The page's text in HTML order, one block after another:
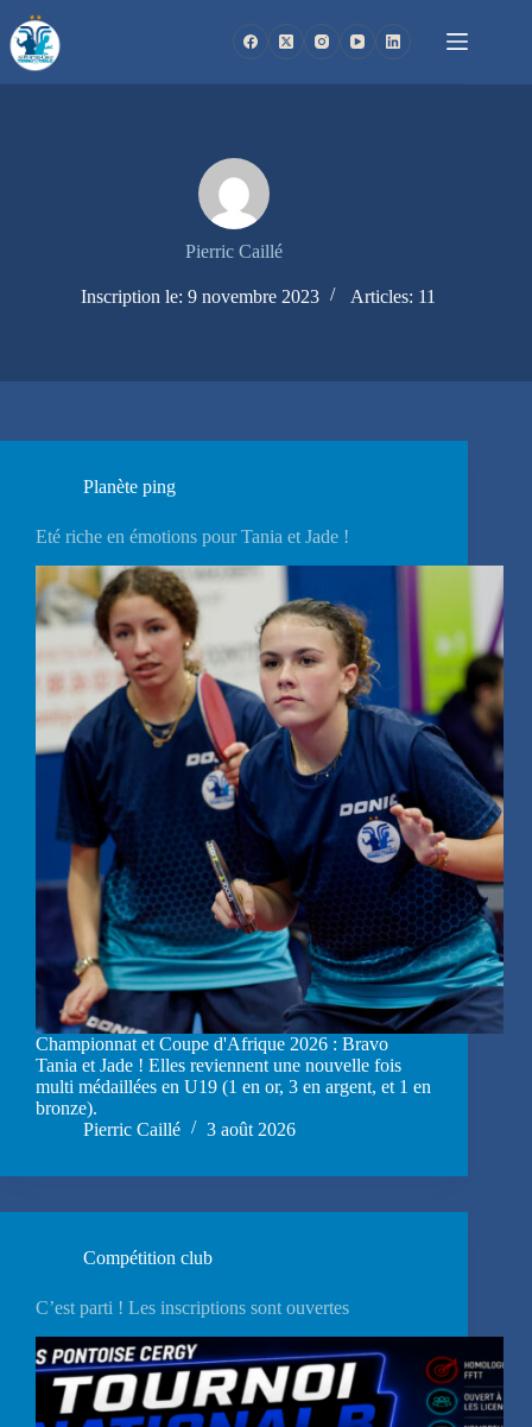
au
contenu
Pierric Caillé
Inscription le: 9 novembre 2023 Articles: 11
Planète ping
Eté riche en émotions pour Tania et Jade !
Championnat et Coupe d'Afrique 2026 : Bravo
Tania et Jade ! Elles reviennent une nouvelle fois
multi médaillées en U19 (1 en or, 3 en argent, et 1 en
bronze).
Pierric Caillé
3 août 2026
Compétition club
C’est parti ! Les inscriptions sont ouvertes